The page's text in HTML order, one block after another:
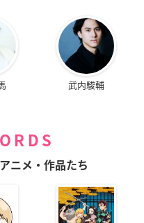
武内駿輔
ニメ・作品たち